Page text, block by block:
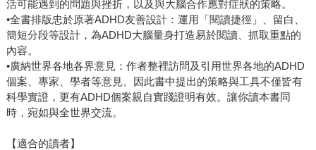
活可能遇到的問題與挫折，以及與大腦合作應對症狀的策略。
•全書排版忠於原著ADHD友善設計：運用「閱讀捷徑」、留白、
簡短分段等設計，為ADHD大腦量身打造易於閱讀、抓取重點的
內容。
•廣納世界各地各界意見：作者整裡訪問及引用世界各地的ADHD
個案、專家、學者等意見。因此書中提出的策略與工具不僅皆有
科學實證，更有ADHD個案親自實踐證明有效。讓你讀本書同
時，宛如與全世界交流。
【適合的讀者】